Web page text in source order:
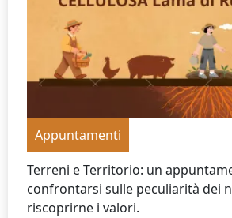
Appuntamenti
Terreni e Territorio: un
confrontarsi sulle peculiarità dei
riscoprirne i valori.